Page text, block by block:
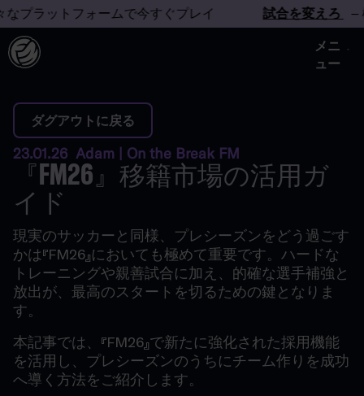
ラットフォームで今すぐプレイ 試合を変えろ – 様
メニ
ュー
ダグアウトに戻る
23.01.26 Adam | On the Break FM
『FM26』移籍市場の活用ガ
イド
現実のサッカーと同様、プレシーズンをどう過ごす
かは『FM26』においても極めて重要です。ハードな
トレーニングや親善試合に加え、的確な選手補強と
放出が、最高のスタートを切るための鍵となりま
す。
本記事では、『FM26』で新たに強化された採用機能
を活用し、プレシーズンのうちにチーム作りを成功
へ導く方法をご紹介します。